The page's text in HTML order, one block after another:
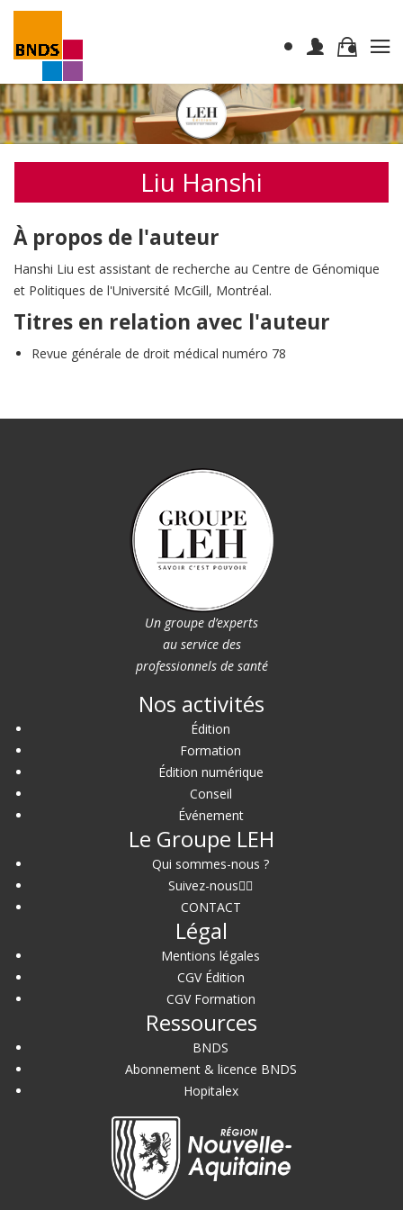
Liu Hanshi
À propos de l'auteur
Hanshi Liu est assistant de recherche au Centre de Génomique
et Politiques de l'Université McGill, Montréal.
Titres en relation avec l'auteur
Revue générale de droit médical numéro 78
Un groupe d’experts
au service des
professionnels de santé
Nos activités
Édition
Formation
Édition numérique
Conseil
Événement
Le Groupe LEH
Qui sommes-nous ?
Suivez-nous
CONTACT
Légal
Mentions légales
CGV Édition
CGV Formation
Ressources
BNDS
Abonnement & licence BNDS
Hopitalex